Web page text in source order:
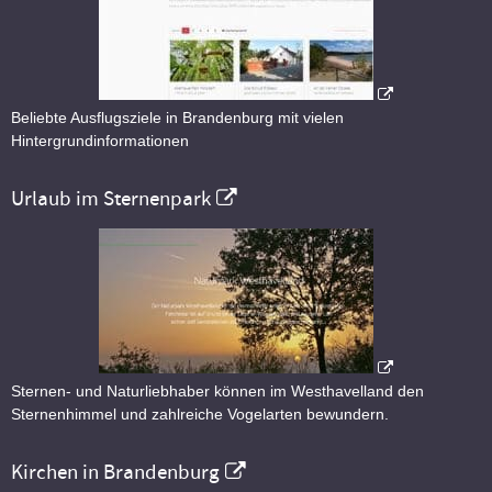
Beliebte Ausflugsziele in Brandenburg mit vielen
Hintergrundinformationen
Urlaub im Sternenpark
Sternen- und Naturliebhaber können im Westhavelland den
Sternenhimmel und zahlreiche Vogelarten bewundern.
Kirchen in Brandenburg